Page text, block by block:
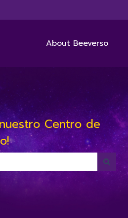
de Mostrar submenú de
About Beeverso
Centro de
porque el campo de